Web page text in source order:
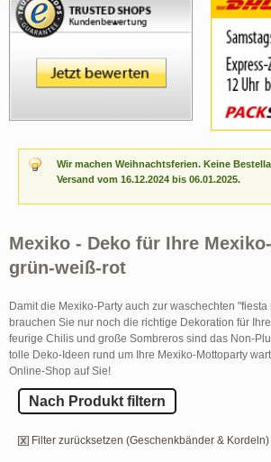
Wir machen Weihnachtsferien. Keine
Versand vom 16.12.2024 bis 06.01.2025.
Mexiko - Deko für Ihre
grün-weiß-rot
Damit die Mexiko-Party auch zur waschechten "fiesta
brauchen Sie nur noch die richtige Dekoration für
feurige Chilis und große Sombreros sind das Non-
tolle Deko-Ideen rund um Ihre Mexiko-Mottoparty
Online-Shop auf Sie!
Nach Produkt filtern
Filter zurücksetzen (Geschenkbänder & Kordeln)